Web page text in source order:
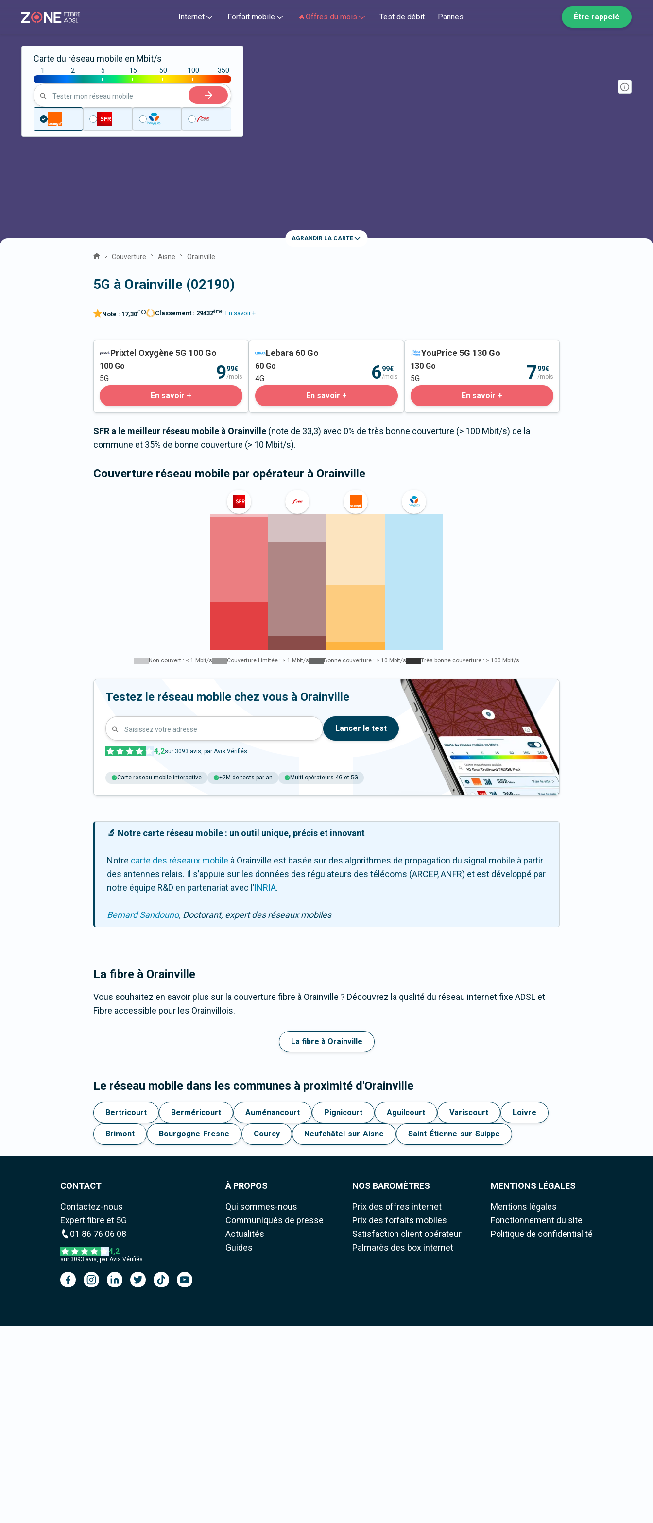
Internet Forfait mobile 🔥Offres du mois Test de débit Pannes Être rappelé
Carte du réseau mobile en Mbit/s
|
1
|
2
|
5
|
15
|
50
|
100
|
350
Tester mon réseau mobile
AGRANDIR LA CARTE
Couverture Aisne Orainville
5G à Orainville (02190)
Note : 17,30/100 Classement : 29432ème En savoir +
Prixtel Oxygène 5G 100 Go
100 Go
5G
999€
/mois
En savoir +
Lebara 60 Go
60 Go
4G
699€
/mois
En savoir +
YouPrice 5G 130 Go
130 Go
5G
799€
/mois
En savoir +
SFR a le meilleur réseau mobile à Orainville (note de 33,3) avec 0% de très bonne couverture (> 100 Mbit/s) de la
commune et 35% de bonne couverture (> 10 Mbit/s).
Couverture réseau mobile par opérateur à Orainville
Non couvert : < 1 Mbit/s Couverture Limitée : > 1 Mbit/s Bonne couverture : > 10 Mbit/s Très bonne couverture : > 100 Mbit/s
Testez le réseau mobile chez vous à Orainville
Saisissez votre adresse Lancer le test
4,2sur 3093 avis, par Avis Vérifiés
Carte réseau mobile interactive +2M de tests par an Multi-opérateurs 4G et 5G
🔬 Notre carte réseau mobile : un outil unique, précis et innovant
Notre carte des réseaux mobile à Orainville est basée sur des algorithmes de propagation du signal mobile à partir
des antennes relais. Il s’appuie sur les données des régulateurs des télécoms (ARCEP, ANFR) et est développé par
notre équipe R&D en partenariat avec l ’INRIA.
Bernard Sandouno, Doctorant, expert des réseaux mobiles
La fibre à Orainville
Vous souhaitez en savoir plus sur la couverture fibre à Orainville ? Découvrez la qualité du réseau internet fixe ADSL et
Fibre accessible pour les Orainvillois.
La fibre à Orainville
Le réseau mobile dans les communes à proximité d'Orainville
Bertricourt Berméricourt Auménancourt Pignicourt Aguilcourt Variscourt Loivre
Brimont Bourgogne-Fresne Courcy Neufchâtel-sur-Aisne Saint-Étienne-sur-Suippe
CONTACT
Contactez-nous
Expert fibre et 5G
01 86 76 06 08
4,2
sur 3093 avis, par Avis Vérifiés
À PROPOS
Qui sommes-nous
Communiqués de presse
Actualités
Guides
NOS BAROMÈTRES
Prix des offres internet
Prix des forfaits mobiles
Satisfaction client opérateur
Palmarès des box internet
MENTIONS LÉGALES
Mentions légales
Fonctionnement du site
Politique de confidentialité